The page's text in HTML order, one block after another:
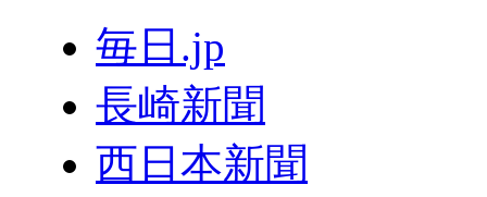
毎日.jp
長崎新聞
西日本新聞